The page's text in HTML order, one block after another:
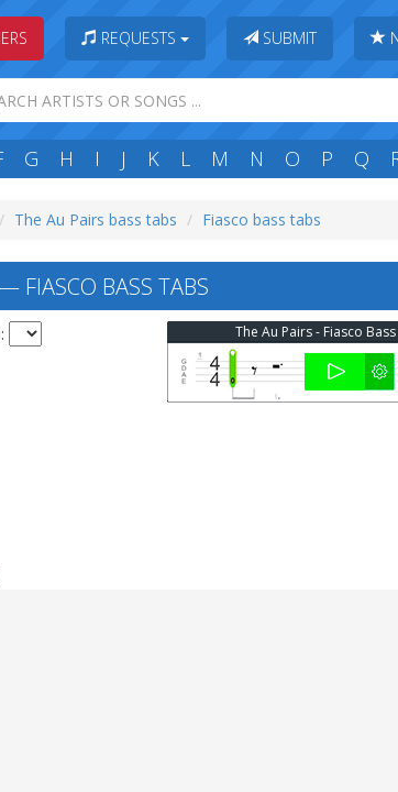
REQUESTS SUBMIT
G H I J K L M N O P Q
The Au Pairs bass tabs Fiasco bass tabs
FIASCO BASS TABS
The Au Pairs - Fiasco